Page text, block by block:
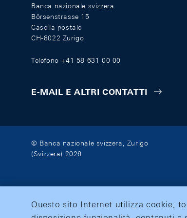
Banca nazionale svizzera
Börsenstrasse 15
Casella postale
CH-8022 Zurigo
Telefono +41 58 631 00 00
E-MAIL E ALTRI CONTATTI
© Banca nazionale svizzera, Zurigo
(Svizzera) 2026
Questo sito Internet utilizza cookie,